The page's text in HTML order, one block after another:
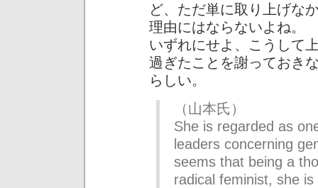
ど、ただ単に取り上げな
理由にはならないよね。
いずれにせよ、こうして
過ぎたことを謝っておき
らしい。
（山本氏）
She is regarded as
leaders concerning
seems that being a
radical feminist, she